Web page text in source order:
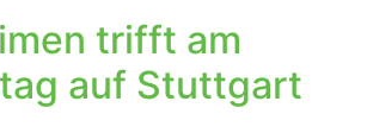
trifft am
auf Stuttgart